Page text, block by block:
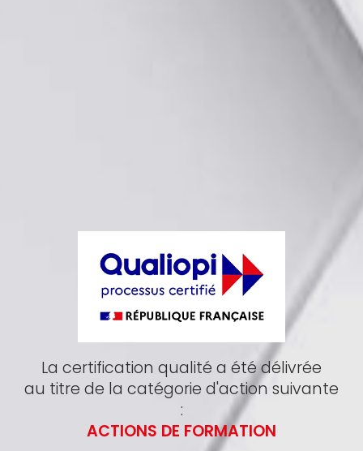
La certification qualité a été délivrée
au titre de la catégorie d'action suivante
:
ACTIONS DE FORMATION